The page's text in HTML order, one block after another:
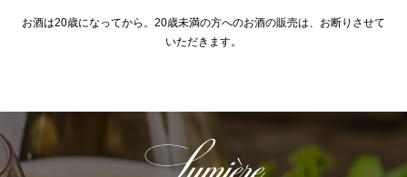
お酒は20歳になってから。20歳未満の方へのお酒の販売は、お断りさせて
いただきます。